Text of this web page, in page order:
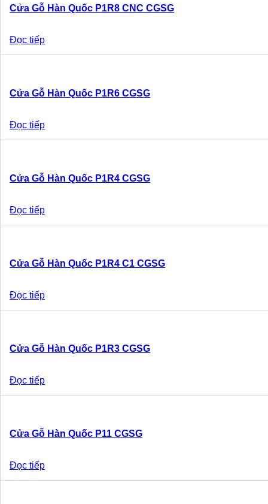
Cửa Gỗ Hàn Quốc P1R8 CNC CGSG
Đọc tiếp
Cửa Gỗ Hàn Quốc P1R6 CGSG
Đọc tiếp
Cửa Gỗ Hàn Quốc P1R4 CGSG
Đọc tiếp
Cửa Gỗ Hàn Quốc P1R4 C1 CGSG
Đọc tiếp
Cửa Gỗ Hàn Quốc P1R3 CGSG
Đọc tiếp
Cửa Gỗ Hàn Quốc P11 CGSG
Đọc tiếp